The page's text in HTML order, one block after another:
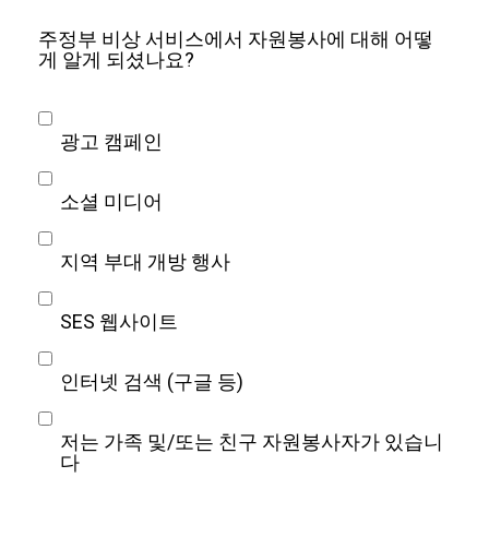
주정부 비상 서비스에서 자원봉사에 대해 어떻
게 알게 되셨나요?
광고 캠페인
소셜 미디어
지역 부대 개방 행사
SES 웹사이트
인터넷 검색 (구글 등)
저는 가족 및/또는 친구 자원봉사자가 있습니
다